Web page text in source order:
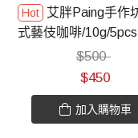
艾胖Paing手作
式藝伎咖啡/10g/5pcs
$500
$450
加入購物車